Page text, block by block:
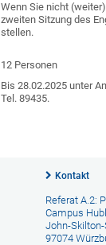
Wenn Sie nicht
zweiten Sitzung des
stellen.
12 Personen
Bis 28.02.2025 unter
Tel. 89435.
Kontakt
Referat A.2:
Campus
John-Skilton-
97074